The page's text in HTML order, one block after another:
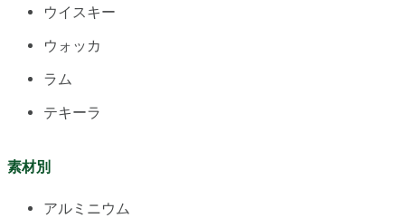
ウイスキー
ウォッカ
ラム
テキーラ
素材別
アルミニウム